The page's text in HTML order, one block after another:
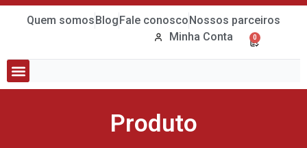
Quem somosBlogFale conoscoNossos parceiros
Minha Conta
0
Produto